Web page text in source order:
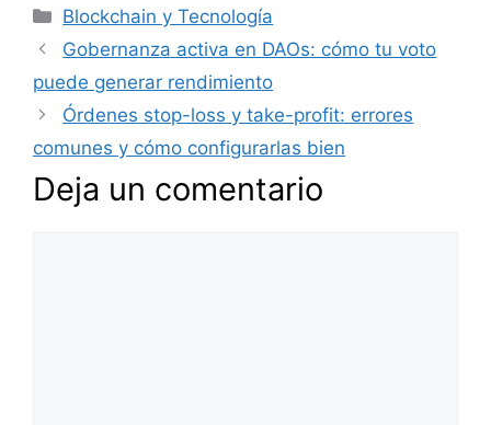
Categorías
Blockchain y Tecnología
Gobernanza activa en DAOs: cómo tu voto
puede generar rendimiento
Órdenes stop-loss y take-profit: errores
comunes y cómo configurarlas bien
Deja un comentario